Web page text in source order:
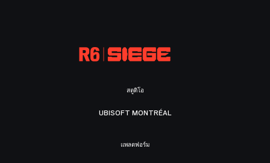
สตูดิโอ
UBISOFT MONTRÉAL
แพลตฟอร์ม